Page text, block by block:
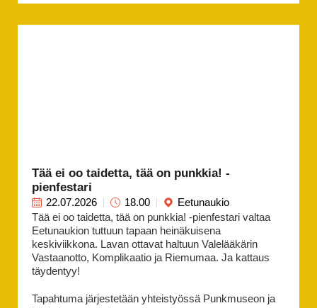
Tää ei oo taidetta, tää on punkkia! -
pienfestari
22.07.2026 18.00
Eetunaukio
Tää ei oo taidetta, tää on punkkia! -pienfestari valtaa
Eetunaukion tuttuun tapaan heinäkuisena
keskiviikkona. Lavan ottavat haltuun Valelääkärin
Vastaanotto, Komplikaatio ja Riemumaa. Ja kattaus
täydentyy!
Tapahtuma järjestetään yhteistyössä Punkmuseon ja